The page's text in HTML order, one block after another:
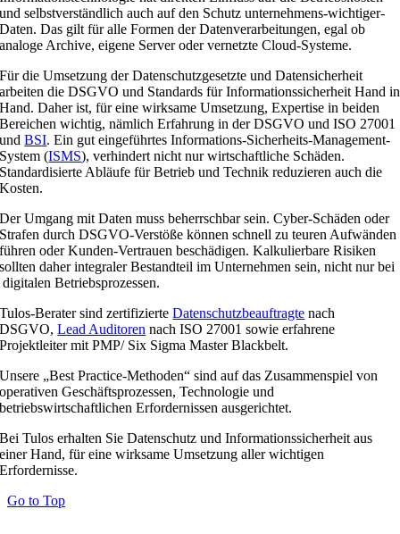
und selbstverständlich auch auf den Schutz unternehmens-wichtiger-
Daten. Das gilt für alle Formen der Datenverarbeitungen, egal ob
analoge Archive, eigene Server oder vernetzte Cloud-Systeme.
Für die Umsetzung der Datenschutzgesetzte und Datensicherheit
arbeiten die DSGVO und Standards für Informationssicherheit Hand in
Hand. Daher ist, für eine wirksame Umsetzung, Expertise in beiden
Bereichen wichtig, nämlich Erfahrung in der DSGVO und ISO 27001
undBSI. Ein gut eingeführtes Informations-Sicherheits-Management-
System (ISMS), verhindert nicht nur wirtschaftliche Schäden.
Standardisierte Abläufe für Betrieb und Technik reduzieren auch die
Kosten.
Der Umgang mit Daten muss beherrschbar sein. Cyber-Schäden oder
Strafen durch DSGVO-Verstöße können schnell zu teuren Aufwänden
führen oder Kunden-Vertrauen beschädigen. Kalkulierbare Risiken
sollten daher integraler Bestandteil im Unternehmen sein, nicht nur bei
digitalen Betriebsprozessen.
Tulos-Berater sind zertifizierteDatenschutzbeauftragte nach
DSGVO,Lead Auditoren nach ISO 27001 sowie erfahrene
Projektleiter mit PMP/ Six Sigma Master Blackbelt.
Unsere „Best Practice-Methoden“ sind auf das Zusammenspiel von
operativen Geschäftsprozessen, Technologie und
betriebswirtschaftlichen Erfordernissen ausgerichtet.
Bei Tulos erhalten Sie Datenschutz und Informationssicherheit aus
einer Hand, für eine wirksame Umsetzung aller wichtigen
Erfordernisse.
Go to Top